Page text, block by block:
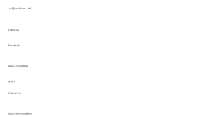
adi@manbond.co.il
Quick navigation
About
Contact us
Follow us.
Facebook
Subscribe to updates